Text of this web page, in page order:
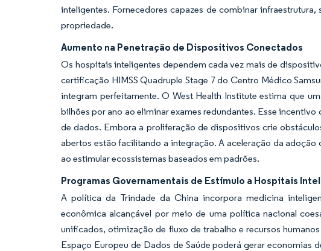
inteligentes. Fornecedores capazes de combinar
propriedade.
Aumento na Penetração de Dispositivos Conectados
Os hospitais inteligentes dependem cada vez mais de
certificação HIMSS Quadruple Stage 7 do Centro Médico
integram perfeitamente. O West Health Institute estima que
bilhões por ano ao eliminar exames redundantes. Esse
de dados. Embora a proliferação de dispositivos crie
abertos estão facilitando a integração. A aceleração da
ao estimular ecossistemas baseados em padrões.
Programas Governamentais de Estímulo a Hospitais
A política da Trindade da China incorpora medicina
econômica alcançável por meio de uma política nacional
unificados, otimização de fluxo de trabalho e recursos
Espaço Europeu de Dados de Saúde poderá gerar economias